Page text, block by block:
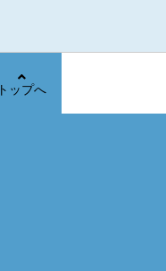
トップへ